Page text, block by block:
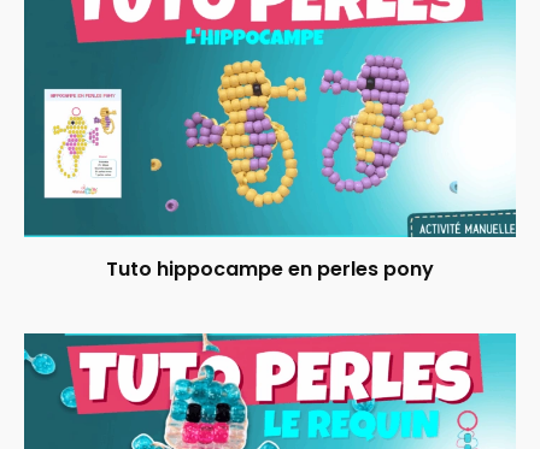
Tuto hippocampe en perles pony